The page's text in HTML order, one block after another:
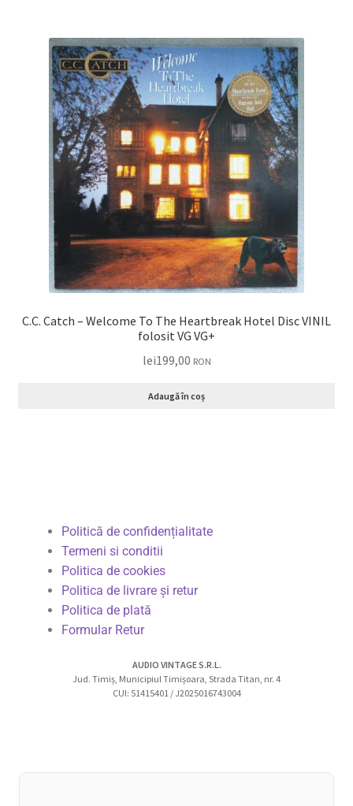
C.C. Catch – Welcome To The Heartbreak Hotel Disc VINIL
folosit VG VG+
lei199,00 RON
Adaugă în coș
Politică de confidențialitate
Termeni si conditii
Politica de cookies
Politica de livrare și retur
Politica de plată
Formular Retur
AUDIO VINTAGE S.R.L.
Jud. Timiș, Municipiul Timișoara, Strada Titan, nr. 4
CUI: 51415401 / J2025016743004